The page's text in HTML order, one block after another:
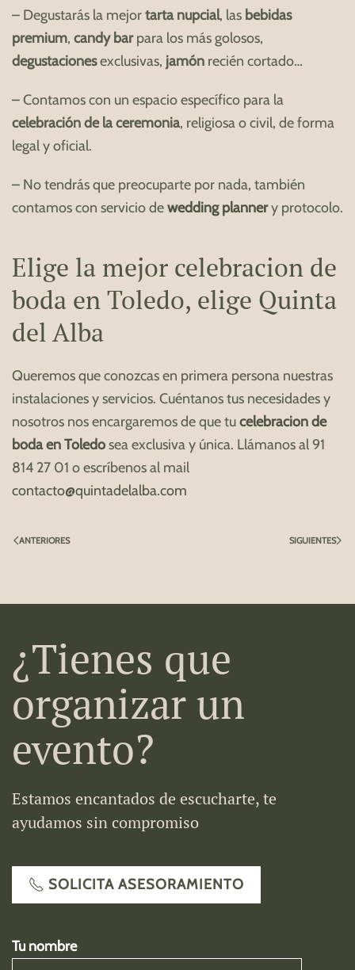
– Degustarás la mejortarta nupcial, las bebidas
premium, candy barpara los más golosos,
degustacionesexclusivas, jamón recién cortado…
– Contamos con un espacio específico para la
celebración de la ceremonia, religiosa o civil, de forma
legal y oficial.
– No tendrás que preocuparte por nada, también
contamos con servicio dewedding plannery protocolo.
Elige la mejor celebracion de
boda en Toledo, elige Quinta
del Alba
Queremos que conozcas en primera persona nuestras
instalaciones y servicios. Cuéntanos tus necesidades y
nosotros nos encargaremos de que tucelebracion de
boda en Toledosea exclusiva y única. Llámanos al 91
814 27 01 o escríbenos al mail
contacto@quintadelalba.com
ANTERIORES SIGUIENTES
¿Tienes que
organizar un
evento?
Estamos encantados de escucharte, te
ayudamos sin compromiso
SOLICITA ASESORAMIENTO
Tu nombre